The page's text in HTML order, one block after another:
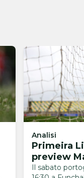
Analisi
Primeira
preview
Il sabato